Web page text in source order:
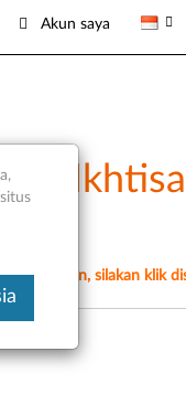
Akun saya
) -
mesin, silakan klik